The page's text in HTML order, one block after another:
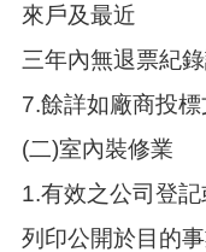
來戶及最近
三年內無退票紀錄
7.餘詳如廠商投標
(二)室內裝修業
1.有效之公司登
列印公開於目的